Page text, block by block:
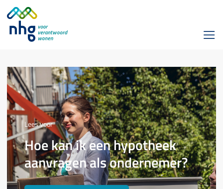
Lees voor
Hoe kan ik een hypotheek
aanvragen als ondernemer?